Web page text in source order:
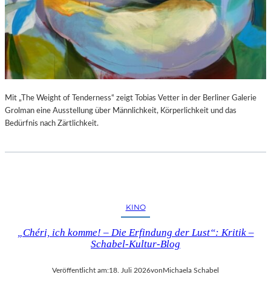
Mit „The Weight of Tenderness“ zeigt Tobias Vetter in der Berliner Galerie
Grolman eine Ausstellung über Männlichkeit, Körperlichkeit und das
Bedürfnis nach Zärtlichkeit.
KINO
„Chéri, ich komme! – Die Erfindung der Lust“: Kritik –
Schabel-Kultur-Blog
Veröffentlicht am:18. Juli 2026vonMichaela Schabel